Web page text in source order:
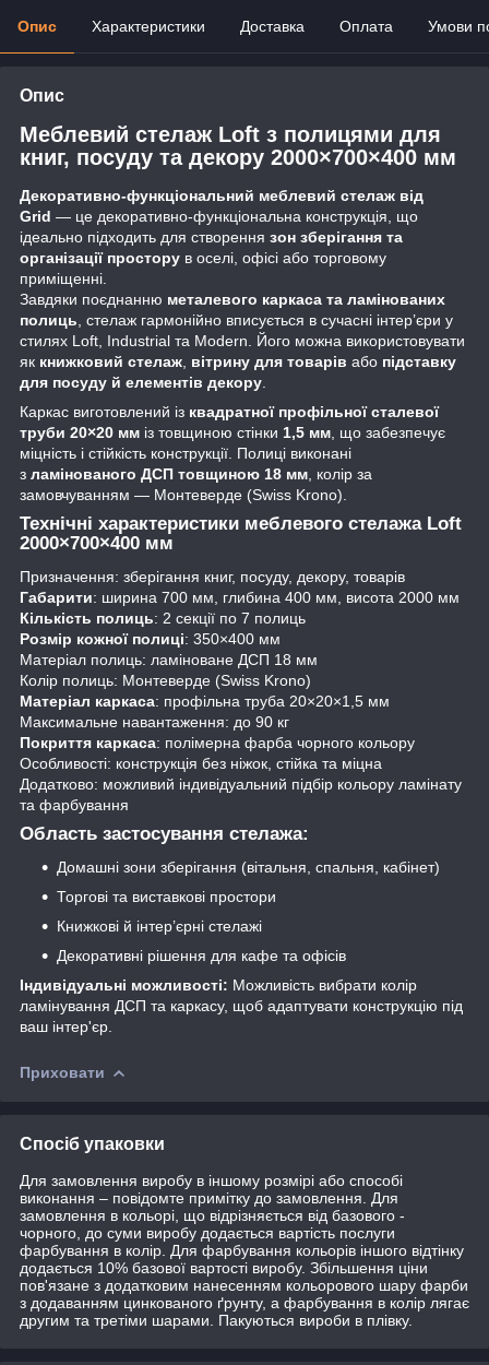
Опис Характеристики Доставка Оплата Умови
Опис
Меблевий стелаж Loft з полицями для
книг, посуду та декору 2000×700×400 мм
Декоративно-функціональний меблевий стелаж від
Grid — це декоративно-функціональна конструкція, що
ідеально підходить для створення зон зберігання та
організації простору в оселі, офісі або торговому
приміщенні.
Завдяки поєднанню металевого каркаса та ламінованих
полиць, стелаж гармонійно вписується в сучасні інтер’єри у
стилях Loft, Industrial та Modern. Його можна використовувати
як книжковий стелаж, вітрину для товарів або підставку
для посуду й елементів декору.
Каркас виготовлений із квадратної профільної сталевої
труби 20×20 мм із товщиною стінки 1,5 мм, що забезпечує
міцність і стійкість конструкції. Полиці виконані
з ламінованого ДСП товщиною 18 мм, колір за
замовчуванням — Монтеверде (Swiss Krono).
Технічні характеристики меблевого стелажа Loft
2000×700×400 мм
Призначення: зберігання книг, посуду, декору, товарів
Габарити: ширина 700 мм, глибина 400 мм, висота 2000 мм
Кількість полиць: 2 секції по 7 полиць
Розмір кожної полиці: 350×400 мм
Матеріал полиць: ламіноване ДСП 18 мм
Колір полиць: Монтеверде (Swiss Krono)
Матеріал каркаса: профільна труба 20×20×1,5 мм
Максимальне навантаження: до 90 кг
Покриття каркаса: полімерна фарба чорного кольору
Особливості: конструкція без ніжок, стійка та міцна
Додатково: можливий індивідуальний підбір кольору ламінату
та фарбування
Область застосування стелажа:
Домашні зони зберігання (вітальня, спальня, кабінет)
Торгові та виставкові простори
Книжкові й інтер’єрні стелажі
Декоративні рішення для кафе та офісів
Індивідуальні можливості: Можливість вибрати колір
ламінування ДСП та каркасу, щоб адаптувати конструкцію під
ваш інтер'єр.
Приховати
Спосіб упаковки
Для замовлення виробу в іншому розмірі або способі
виконання – повідомте примітку до замовлення. Для
замовлення в кольорі, що відрізняється від базового -
чорного, до суми виробу додається вартість послуги
фарбування в колір. Для фарбування кольорів іншого відтінку
додається 10% базової вартості виробу. Збільшення ціни
пов'язане з додатковим нанесенням кольорового шару фарби
з додаванням цинкованого ґрунту, а фарбування в колір лягає
другим та третіми шарами. Пакуються вироби в плівку.